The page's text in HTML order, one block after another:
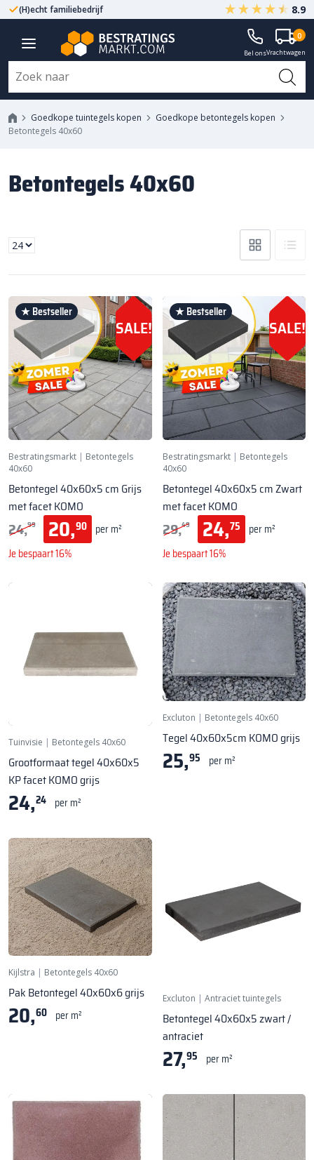
(H)echt familiebedrijf Gegarandeerd A-kwaliteit
8.9
Bel onsVrachtwagen
0
Goedkope tuintegels kopen
Goedkope betontegels kopen
Betontegels 40x60
Betontegels 40x60
★ Bestseller
SALE!
Bestratingsmarkt | Betontegels
40x60
Betontegel 40x60x5 cm Grijs
met facet KOMO
24,99 20,90 per m²
Je bespaart 16%
★ Bestseller
SALE!
Bestratingsmarkt| Betontegels
40x60
Betontegel 40x60x5 cm Zwart
met facet KOMO
29,49 24,75
per m²
Je bespaart 16%
Tuinvisie | Betontegels 40x60
Grootformaat tegel 40x60x5
KP facet KOMO grijs
24,24 per m²
Excluton | Betontegels 40x60
Tegel 40x60x5cm KOMO grijs
25,95 per m²
Kijlstra | Betontegels 40x60
Pak Betontegel 40x60x6 grijs
20,60 per m²
Excluton | Antraciet tuintegels
Betontegel 40x60x5 zwart /
antraciet
27,95 per m²